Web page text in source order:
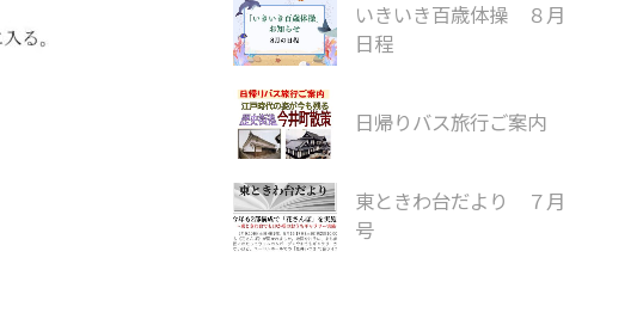
いきいき百歳体操 ８月
日程
日帰りバス旅行ご案内
東ときわ台だより ７月
号